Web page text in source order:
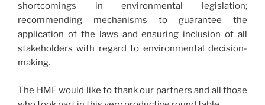
shortcomings in environmental legislation;
recommending mechanisms to guarantee the
application of the laws and ensuring inclusion of all
stakeholders with regard to environmental decision-
making.
The HMF would like to thank our partners and all those